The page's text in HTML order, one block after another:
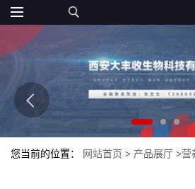
您当前的位置： 网站首页 > 产品展厅 >营